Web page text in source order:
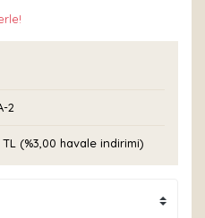
2
TL (%3,00 havale indirimi)